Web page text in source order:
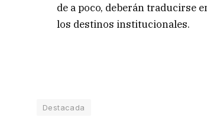
de a poco, deberán traducirse
los destinos institucionales.
Destacada